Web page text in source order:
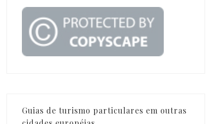
Guias de turismo particulares em outras